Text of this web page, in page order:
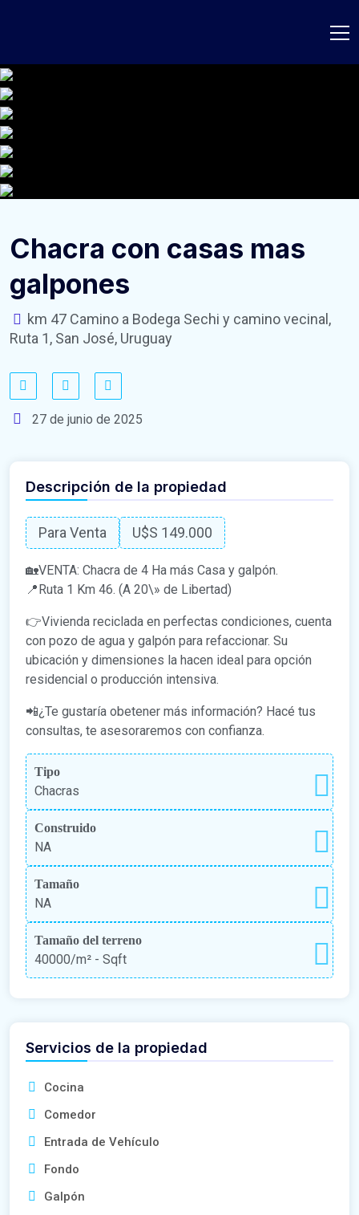
Chacra con casas mas
galpones
km 47 Camino a Bodega Sechi y camino vecinal,
Ruta 1, San José, Uruguay
27 de junio de 2025
Descripción de la propiedad
Para Venta U$S 149.000
🏡VENTA: Chacra de 4 Ha más Casa y galpón.
📍Ruta 1 Km 46. (A 20\» de Libertad)
👉Vivienda reciclada en perfectas condiciones, cuenta
con pozo de agua y galpón para refaccionar. Su
ubicación y dimensiones la hacen ideal para opción
residencial o producción intensiva.
📲¿Te gustaría obetener más información? Hacé tus
consultas, te asesoraremos con confianza.
Tipo
Chacras
Construido
NA
Tamaño
NA
Tamaño del terreno
40000/m² - Sqft
Servicios de la propiedad
Cocina
Comedor
Entrada de Vehículo
Fondo
Galpón